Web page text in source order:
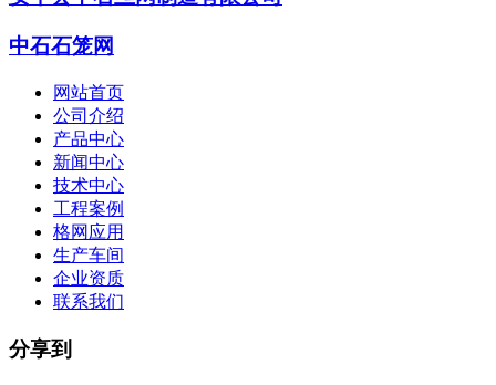
中石石笼网
网站首页
公司介绍
产品中心
新闻中心
技术中心
工程案例
格网应用
生产车间
企业资质
联系我们
分享到